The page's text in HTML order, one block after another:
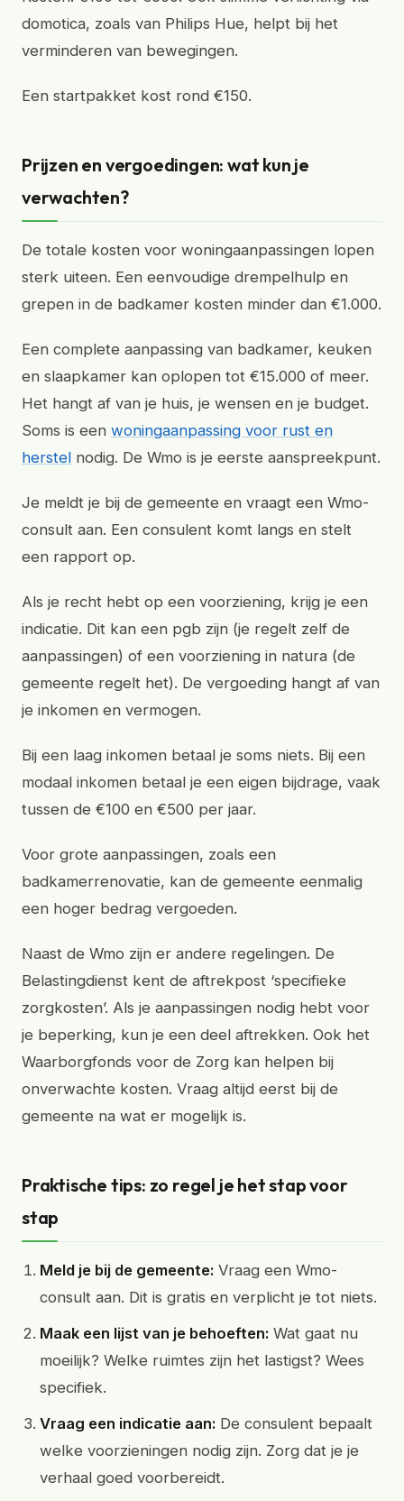
domotica, zoals van Philips Hue, helpt bij het
verminderen van bewegingen.
Een startpakket kost rond €150.
Prijzen en vergoedingen: wat kun je
verwachten?
De totale kosten voor woningaanpassingen lopen
sterk uiteen. Een eenvoudige drempelhulp en
grepen in de badkamer kosten minder dan €1.000.
Een complete aanpassing van badkamer, keuken
en slaapkamer kan oplopen tot €15.000 of meer.
Het hangt af van je huis, je wensen en je budget.
Soms is een woningaanpassing voor rust en
herstel nodig. De Wmo is je eerste aanspreekpunt.
Je meldt je bij de gemeente en vraagt een Wmo-
consult aan. Een consulent komt langs en stelt
een rapport op.
Als je recht hebt op een voorziening, krijg je een
indicatie. Dit kan een pgb zijn (je regelt zelf de
aanpassingen) of een voorziening in natura (de
gemeente regelt het). De vergoeding hangt af van
je inkomen en vermogen.
Bij een laag inkomen betaal je soms niets. Bij een
modaal inkomen betaal je een eigen bijdrage, vaak
tussen de €100 en €500 per jaar.
Voor grote aanpassingen, zoals een
badkamerrenovatie, kan de gemeente eenmalig
een hoger bedrag vergoeden.
Naast de Wmo zijn er andere regelingen. De
Belastingdienst kent de aftrekpost ‘specifieke
zorgkosten’. Als je aanpassingen nodig hebt voor
je beperking, kun je een deel aftrekken. Ook het
Waarborgfonds voor de Zorg kan helpen bij
onverwachte kosten. Vraag altijd eerst bij de
gemeente na wat er mogelijk is.
Praktische tips: zo regel je het stap voor
stap
Meld je bij de gemeente: Vraag een Wmo-
consult aan. Dit is gratis en verplicht je tot niets.
Maak een lijst van je behoeften: Wat gaat nu
moeilijk? Welke ruimtes zijn het lastigst? Wees
specifiek.
Vraag een indicatie aan: De consulent bepaalt
welke voorzieningen nodig zijn. Zorg dat je je
verhaal goed voorbereidt.